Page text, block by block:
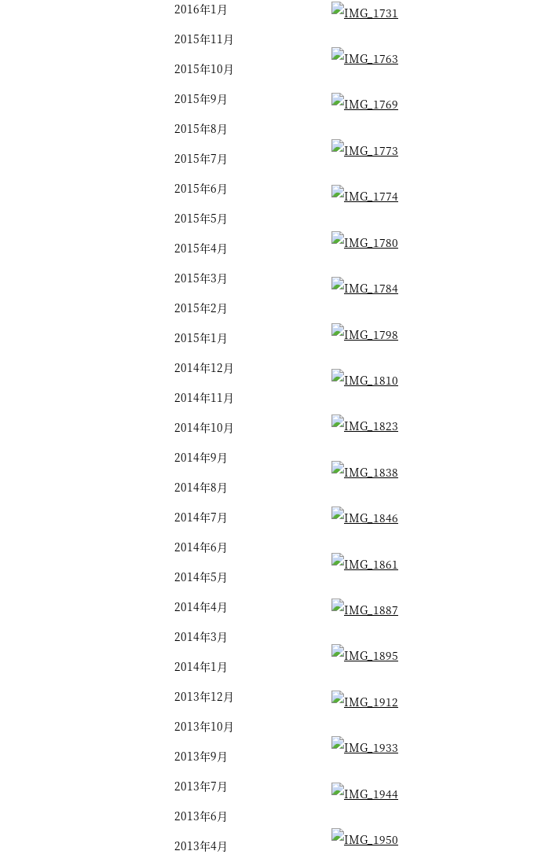
2016年1月
2015年11月
2015年10月
2015年9月
2015年8月
2015年7月
2015年6月
2015年5月
2015年4月
2015年3月
2015年2月
2015年1月
2014年12月
2014年11月
2014年10月
2014年9月
2014年8月
2014年7月
2014年6月
2014年5月
2014年4月
2014年3月
2014年1月
2013年12月
2013年10月
2013年9月
2013年7月
2013年6月
2013年4月